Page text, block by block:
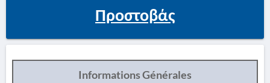
Προστοβάς
Informations Générales